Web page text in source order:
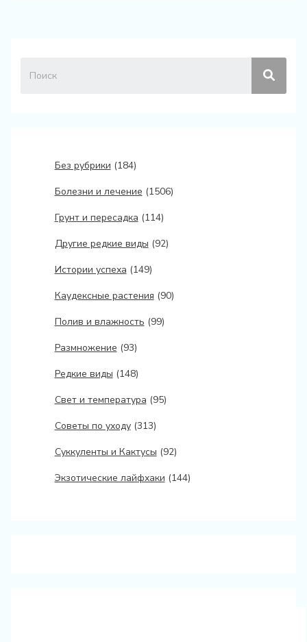
Без рубрики (184)
Болезни и лечение (1506)
Грунт и пересадка (114)
Другие редкие виды (92)
Истории успеха (149)
Каудексные растения (90)
Полив и влажность (99)
Размножение (93)
Редкие виды (148)
Свет и температура (95)
Советы по уходу(313)
Суккуленты и Кактусы (92)
Экзотические лайфхаки (144)